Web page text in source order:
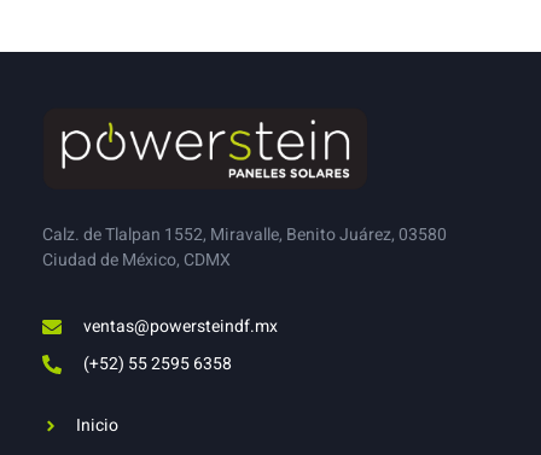
Calz. de Tlalpan 1552, Miravalle, Benito Juárez, 03580
Ciudad de México, CDMX
ventas@powersteindf.mx
(+52) 55 2595 6358
Inicio